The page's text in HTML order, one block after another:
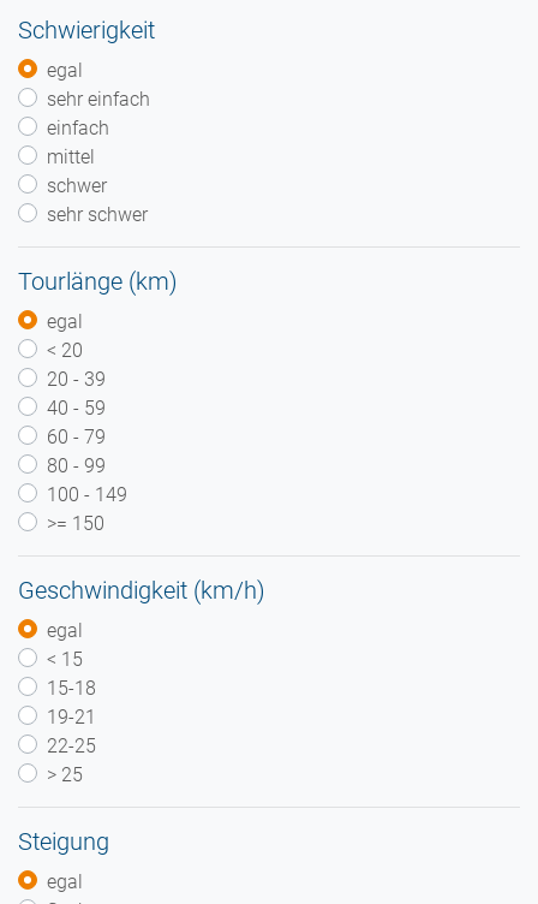
Schwierigkeit
egal
sehr einfach
einfach
mittel
schwer
sehr schwer
Tourlänge (km)
egal
< 20
20 - 39
40 - 59
60 - 79
80 - 99
100 - 149
>= 150
Geschwindigkeit (km/h)
egal
< 15
15-18
19-21
22-25
> 25
Steigung
egal